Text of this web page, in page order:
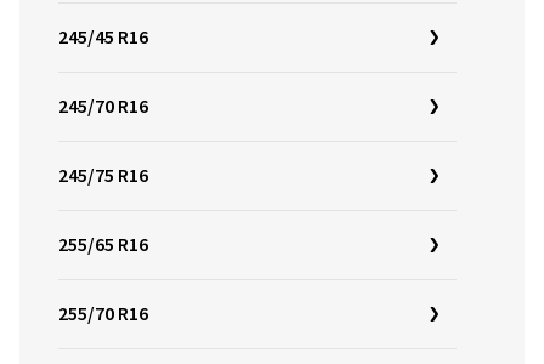
245/45 R16
245/70 R16
245/75 R16
255/65 R16
255/70 R16